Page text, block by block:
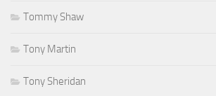
Tommy Shaw
Tony Martin
Tony Sheridan